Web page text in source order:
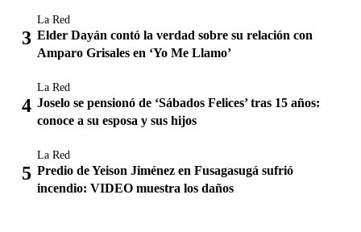
La Red
Elder Dayán contó la verdad sobre su relación con
Amparo Grisales en ‘Yo Me Llamo’
La Red
Joselo se pensionó de ‘Sábados Felices’ tras 15 años:
conoce a su esposa y sus hijos
La Red
Predio de Yeison Jiménez en Fusagasugá sufrió
incendio: VIDEO muestra los daños